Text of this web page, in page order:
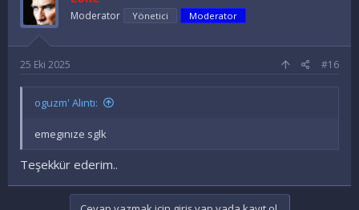
e
r
:
Moderator Yönetici Moderator
25 Eki 2025 #16
oguzm' Alıntı:
emegınıze sglk
Teşekkür ederim..